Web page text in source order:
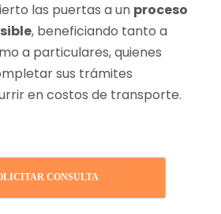
las puertas a un proceso
, beneficiando tanto a
a particulares, quienes
sus trámites
en costos de transporte.
CONSULTA